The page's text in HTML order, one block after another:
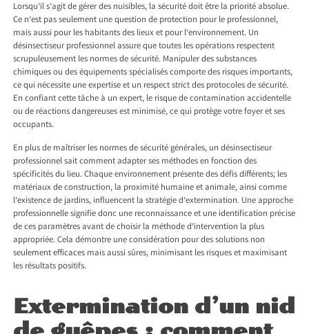
Lorsqu’il s’agit de gérer des nuisibles, la sécurité doit être la priorité absolue.
Ce n’est pas seulement une question de protection pour le professionnel,
mais aussi pour les habitants des lieux et pour l’environnement. Un
désinsectiseur professionnel assure que toutes les opérations respectent
scrupuleusement les normes de sécurité. Manipuler des substances
chimiques ou des équipements spécialisés comporte des risques importants,
ce qui nécessite une expertise et un respect strict des protocoles de sécurité.
En confiant cette tâche à un expert, le risque de contamination accidentelle
ou de réactions dangereuses est minimisé, ce qui protège votre foyer et ses
occupants.
En plus de maîtriser les normes de sécurité générales, un désinsectiseur
professionnel sait comment adapter ses méthodes en fonction des
spécificités du lieu. Chaque environnement présente des défis différents; les
matériaux de construction, la proximité humaine et animale, ainsi comme
l’existence de jardins, influencent la stratégie d’extermination. Une approche
professionnelle signifie donc une reconnaissance et une identification précise
de ces paramètres avant de choisir la méthode d’intervention la plus
appropriée. Cela démontre une considération pour des solutions non
seulement efficaces mais aussi sûres, minimisant les risques et maximisant
les résultats positifs.
Extermination d’un nid